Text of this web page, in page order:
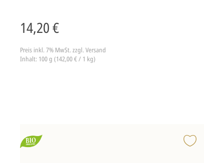
14,20 €
Preis inkl. 7% MwSt. zzgl. Versand
Inhalt: 100 g (142,00 € / 1 kg)